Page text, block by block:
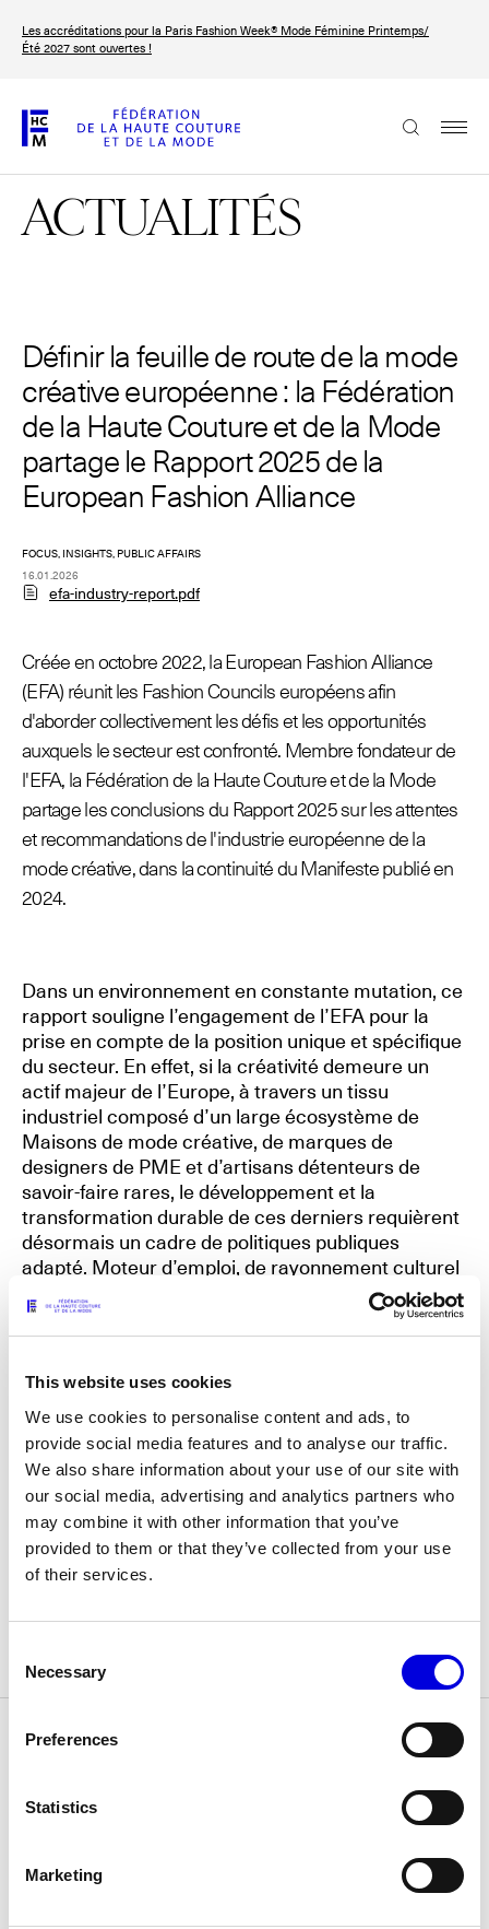
This website uses cookies
We use cookies to personalise content and ads, to
provide social media features and to analyse our traffic.
We also share information about your use of our site with
our social media, advertising and analytics partners who
may combine it with other information that you’ve
provided to them or that they’ve collected from your use
of their services.
Selection
Necessary
Preferences
Statistics
Marketing
contenu
Les accréditations pour la Paris Fashion Week® Mode Féminine Printemps/
Été 2027 sont ouvertes !
ACTUALITÉS
Définir la feuille de route de la mode
créative européenne : la Fédération
de la Haute Couture et de la Mode
partage le Rapport 2025 de la
European Fashion Alliance
FOCUS, INSIGHTS, PUBLIC AFFAIRS
16.01.2026
efa-industry-report.pdf
Créée en octobre 2022, la European Fashion Alliance
(EFA) réunit les Fashion Councils européens afin
d'aborder collectivement les défis et les opportunités
auxquels le secteur est confronté. Membre fondateur de
l'EFA, la Fédération de la Haute Couture et de la Mode
partage les conclusions du Rapport 2025 sur les attentes
et recommandations de l'industrie européenne de la
mode créative, dans la continuité du Manifeste publié en
2024.
Dans un environnement en constante mutation, ce
rapport souligne l’engagement de l’EFA pour la
prise en compte de la position unique et spécifique
du secteur. En effet, si la créativité demeure un
actif majeur de l’Europe, à travers un tissu
industriel composé d’un large écosystème de
Maisons de mode créative, de marques de
designers de PME et d’artisans détenteurs de
savoir-faire rares, le développement et la
transformation durable de ces derniers requièrent
désormais un cadre de politiques publiques
adapté. Moteur d’emploi, de rayonnement culturel
et d’attractivité, le secteur souhaite ainsi s’inscrire
dans une démarche ambitieuse, pleinement en
phase avec les objectifs de compétitivité fixés de
d'industrie au service de la durabilité, de
l'excellence et de l’innovation. À travers 63
recommandations, la European Fashion Alliance et
ses Membres dessinent une feuille de route, pour
mettre en lumière auprès des instances
européennes les spécificités de la mode créative.
La Fédération de la Haute Couture et de la
Mode et la Camera Nazionale della Moda
Italiana signent un Memorandum of
franco-italien
FRANÇAIS ENGLISH
La Fédération
La FHCM
La gouvernance
Les membres
Les événements de la FHCM
Paris Fashion Week®
SPHERE - Paris Fashion Week® Showroom
Magazine - Insider
Prochaines dates et précédentes éditions
© Line Brusegan
Haute Couture Week
Revisionner la Haute Couture Automne/Hiver 2026-2027
Le Calendrier Définitif de la Haute Couture Automne/Hiver
2026-2027 est en ligne !
Les événements Haute Couture Week
Les Maisons du Calendrier de la Haute Couture Week
Les Maisons de Haute Joaillerie
Prochaines saisons et précédentes éditions
Magazine - Insider
© Line Brusegan